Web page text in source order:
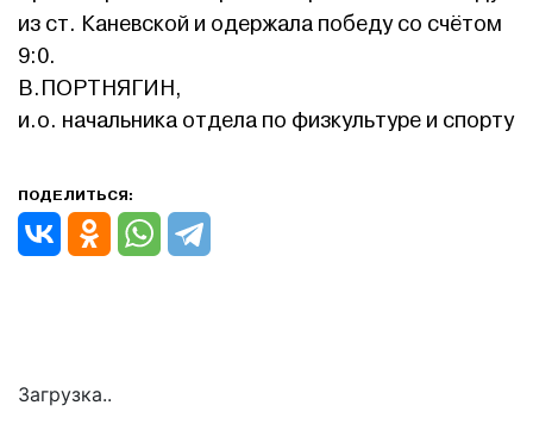
из ст. Каневской и одержала победу со счётом
9:0.
В.ПОРТНЯГИН,
и.о. начальника отдела по физкультуре и спорту
ПОДЕЛИТЬСЯ:
Загрузка..